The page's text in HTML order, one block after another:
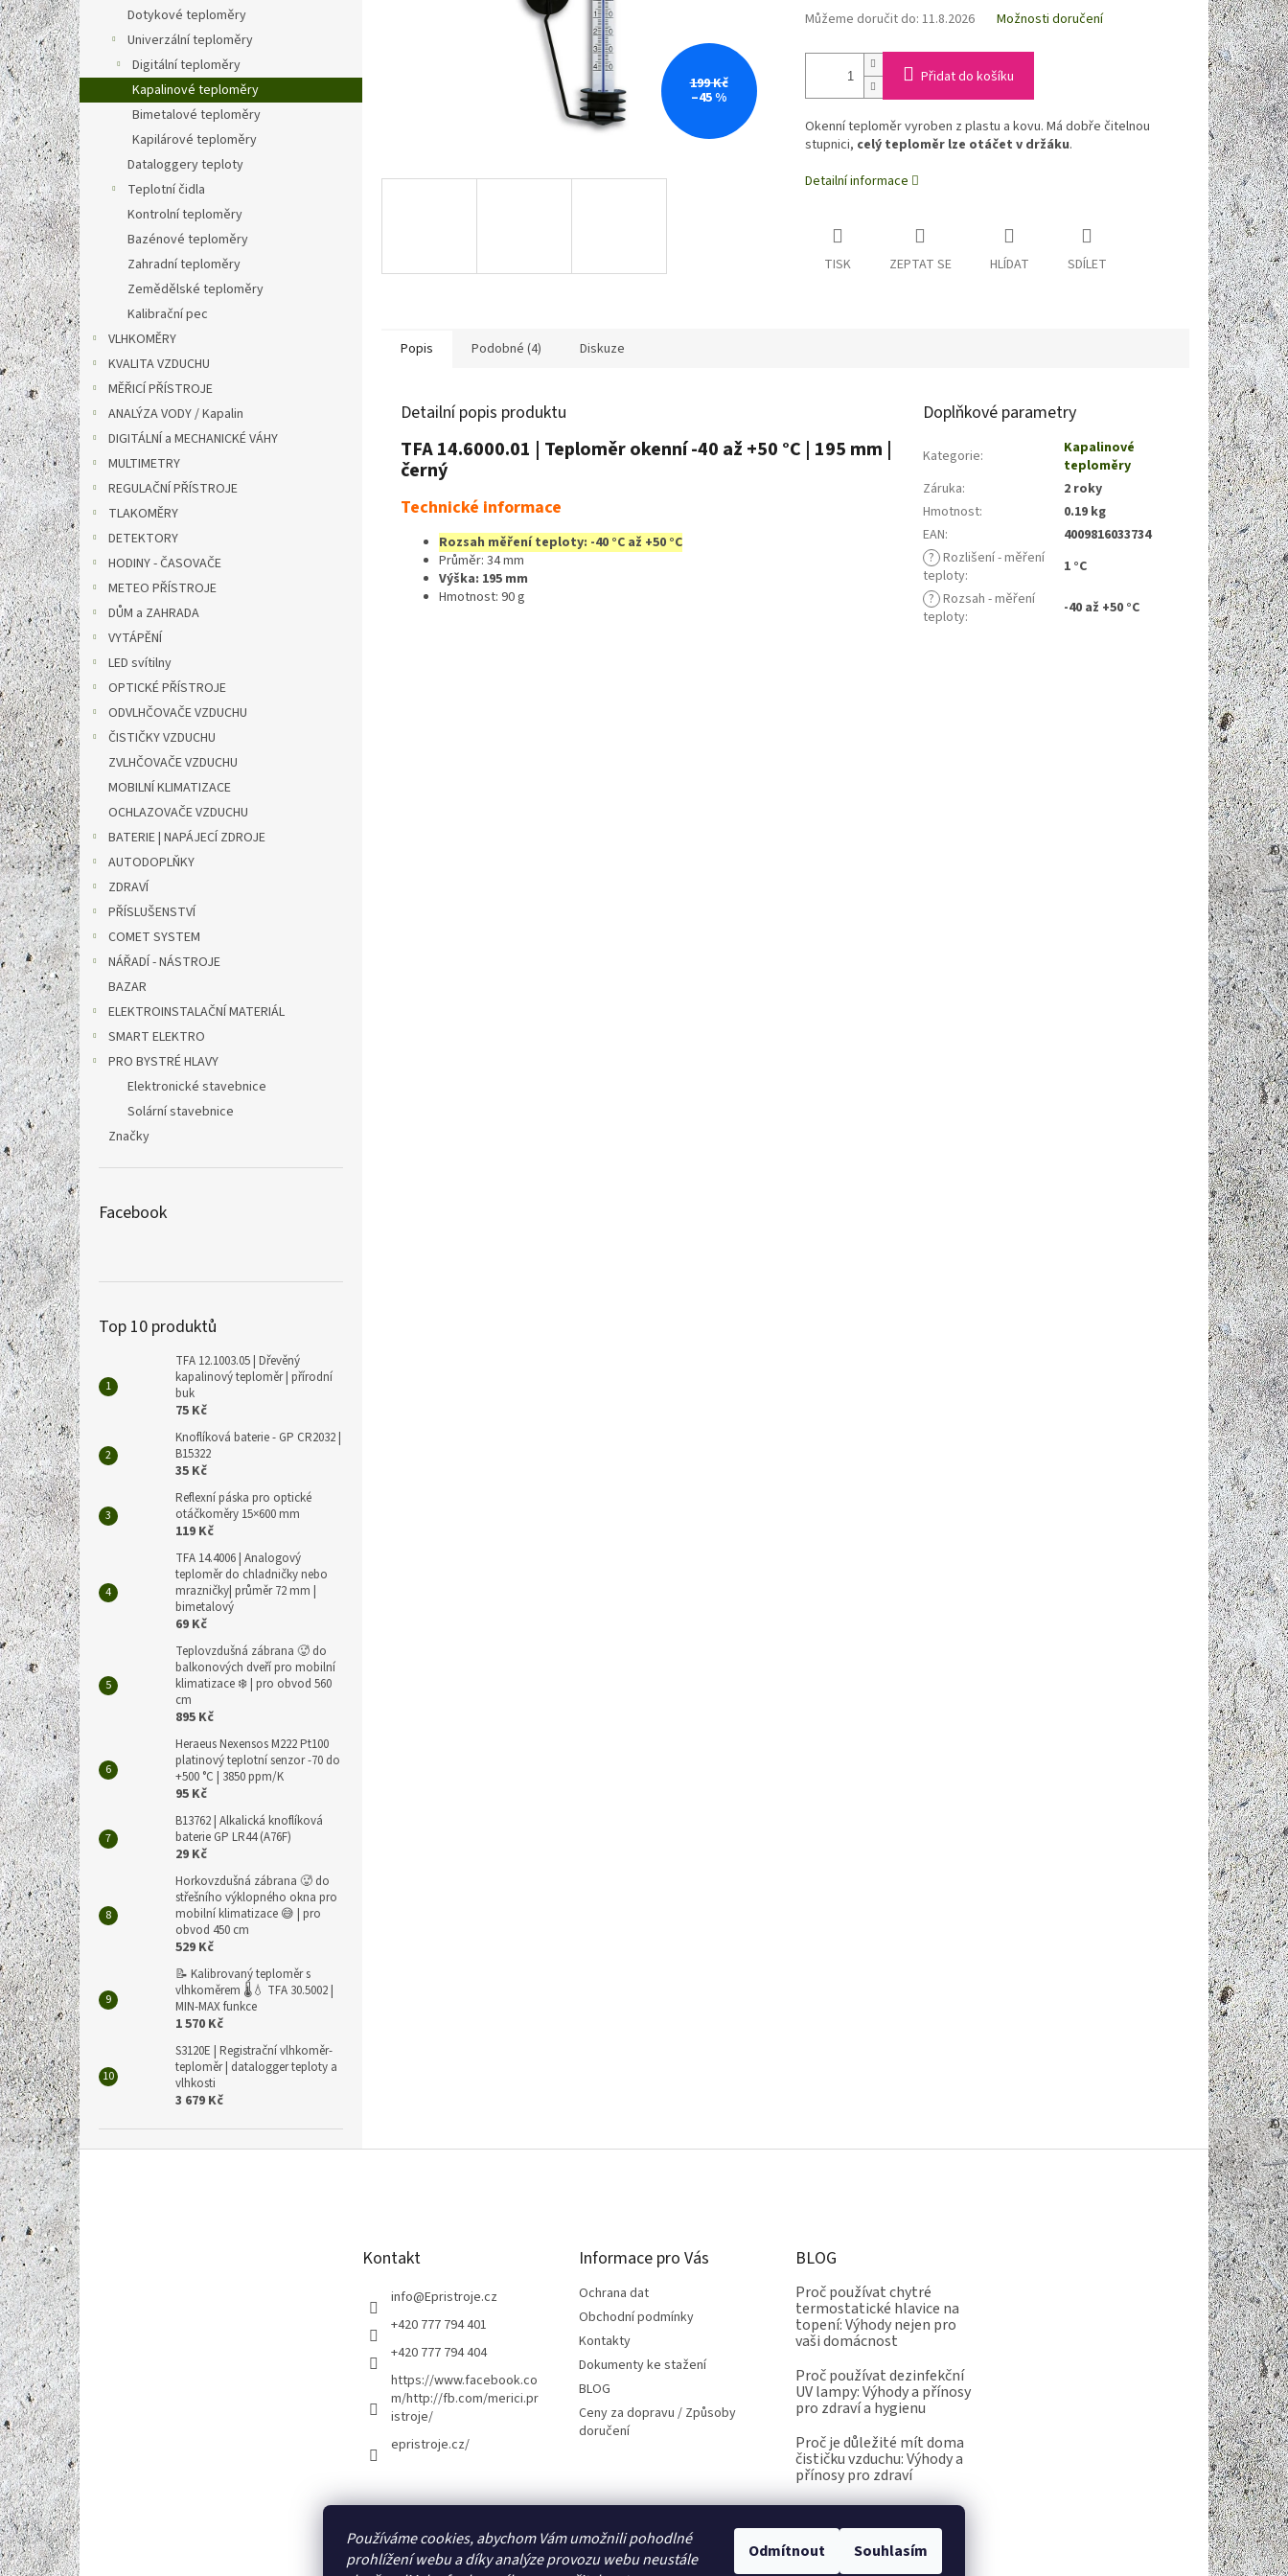
Používáme cookies, abychom Vám umožnili pohodlné
prohlížení webu a díky analýze provozu webu neustále
Odmítnout Souhlasím
e
l
Dotykové teploměry
Univerzální teploměry
Digitální teploměry
Kapalinové teploměry
Bimetalové teploměry
Kapilárové teploměry
Dataloggery teploty
Teplotní čidla
Kontrolní teploměry
Bazénové teploměry
Zahradní teploměry
Zemědělské teploměry
Kalibrační pec
VLHKOMĚRY
KVALITA VZDUCHU
MĚŘICÍ PŘÍSTROJE
ANALÝZA VODY / Kapalin
DIGITÁLNÍ a MECHANICKÉ VÁHY
MULTIMETRY
REGULAČNÍ PŘÍSTROJE
TLAKOMĚRY
DETEKTORY
HODINY - ČASOVAČE
METEO PŘÍSTROJE
DŮM a ZAHRADA
VYTÁPĚNÍ
LED svítilny
OPTICKÉ PŘÍSTROJE
ODVLHČOVAČE VZDUCHU
ČISTIČKY VZDUCHU
ZVLHČOVAČE VZDUCHU
MOBILNÍ KLIMATIZACE
OCHLAZOVAČE VZDUCHU
BATERIE | NAPÁJECÍ ZDROJE
AUTODOPLŇKY
ZDRAVÍ
PŘÍSLUŠENSTVÍ
COMET SYSTEM
NÁŘADÍ - NÁSTROJE
BAZAR
ELEKTROINSTALAČNÍ MATERIÁL
SMART ELEKTRO
PRO BYSTRÉ HLAVY
Elektronické stavebnice
Solární stavebnice
Značky
Facebook
Top 10 produktů
TFA 12.1003.05 | Dřevěný
kapalinový teploměr | přírodní
buk
75 Kč
Knoflíková baterie - GP CR2032 |
B15322
35 Kč
Reflexní páska pro optické
otáčkoměry 15×600 mm
119 Kč
TFA 14.4006 | Analogový
teploměr do chladničky nebo
mrazničky| průměr 72 mm |
bimetalový
69 Kč
Teplovzdušná zábrana 🥵 do
balkonových dveří pro mobilní
klimatizace ❄️ | pro obvod 560
cm
895 Kč
Heraeus Nexensos M222 Pt100
platinový teplotní senzor -70 do
+500 °C | 3850 ppm/K
95 Kč
B13762 | Alkalická knoflíková
baterie GP LR44 (A76F)
29 Kč
Horkovzdušná zábrana 🥵 do
střešního výklopného okna pro
mobilní klimatizace 😅 | pro
obvod 450 cm
529 Kč
📝 Kalibrovaný teploměr s
vlhkoměrem 🌡️💧 TFA 30.5002 |
MIN-MAX funkce
1 570 Kč
S3120E | Registrační vlhkoměr-
teploměr | datalogger teploty a
vlhkosti
3 679 Kč
199 Kč
–45 %
Můžeme doručit do: 11.8.2026 Možnosti doručení
Přidat do košíku
Okenní teploměr vyroben z plastu a kovu. Má dobře čitelnou
stupnici, celý teploměr lze otáčet v držáku.
Detailní informace
TISK ZEPTAT SE HLÍDAT SDÍLET
Popis Podobné (4) Diskuze
Detailní popis produktu
TFA 14.6000.01 | Teploměr okenní -40 až +50 °C | 195 mm |
černý
Technické informace
Rozsah měření teploty: -40 °C až +50 °C
Průměr: 34 mm
Výška: 195 mm
Hmotnost: 90 g
Doplňkové parametry
Kategorie:
Kapalinové
teploměry
Záruka:
2 roky
Hmotnost:
0.19 kg
EAN:
4009816033734
? Rozlišení - měření
teploty:
1 °C
? Rozsah - měření
teploty: -40 až +50 °C
Z
á
p
a
t
í Kontakt
info@Epristroje.cz
+420 777 794 401
+420 777 794 404
https://www.facebook.co
m/http://fb.com/merici.pr
istroje/
epristroje.cz/
Informace pro Vás
Ochrana dat
Obchodní podmínky
Kontakty
Dokumenty ke stažení
BLOG
Ceny za dopravu / Způsoby
doručení
BLOG
Proč používat chytré
termostatické hlavice na
topení: Výhody nejen pro
vaši domácnost
Proč používat dezinfekční
UV lampy: Výhody a přínosy
pro zdraví a hygienu
Proč je důležité mít doma
čističku vzduchu: Výhody a
přínosy pro zdraví
Kalibrace.info meteostanice.cz